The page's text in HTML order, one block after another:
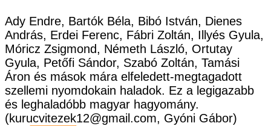
Ady Endre, Bartók Béla, Bibó István, Dienes
András, Erdei Ferenc, Fábri Zoltán, Illyés Gyula,
Móricz Zsigmond, Németh László, Ortutay
Gyula, Petőfi Sándor, Szabó Zoltán, Tamási
Áron és mások mára elfeledett-megtagadott
szellemi nyomdokain haladok. Ez a legigazabb
és leghaladóbb magyar hagyomány.
(kurucvitezek12@gmail.com, Gyóni Gábor)